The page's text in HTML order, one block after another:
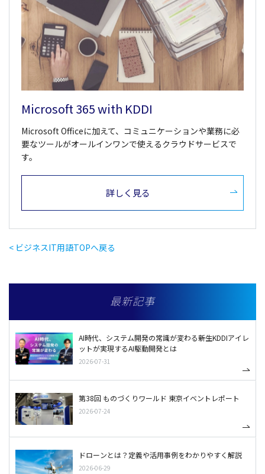
Microsoft 365 with KDDI
Microsoft Officeに加えて、コミュニケーションや業務に必
要なツールがオールインワンで使えるクラウドサービスで
す。
詳しく見る
< ビジネスIT用語TOPへ戻る
最新記事
AI時代、システム開発の常識が変わる――新生KDDIアイレ
ットが実現するAI駆動開発とは
2026-07-31
第38回 ものづくりワールド 東京イベントレポート
2026-07-24
ドローンとは？定義や活用事例をわかりやすく解説
2026-06-29